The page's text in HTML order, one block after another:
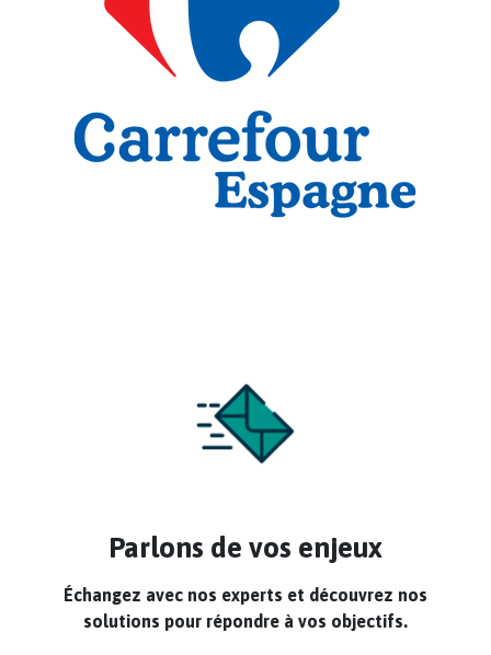
Parlons de vos enjeux
Échangez avec nos experts et découvrez nos
solutions pour répondre à vos objectifs.